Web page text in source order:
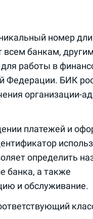
номер
всем банкам, другим
работы в
Федерации. БИК
организации-
платежей и
определить
банка, а также
и обслуживание.